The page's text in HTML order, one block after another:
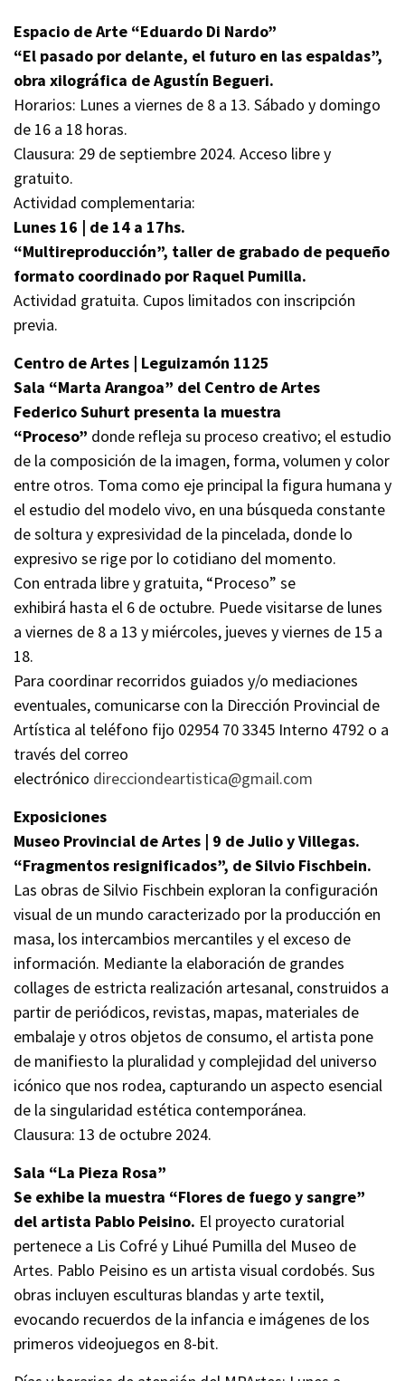
Espacio de Arte “Eduardo Di Nardo”
“El pasado por delante, el futuro en las espaldas”,
obra xilográfica de Agustín Begueri.
Horarios: Lunes a viernes de 8 a 13. Sábado y domingo
de 16 a 18 horas.
Clausura: 29 de septiembre 2024. Acceso libre y
gratuito.
Actividad complementaria:
Lunes 16 | de 14 a 17hs.
“Multireproducción”, taller de grabado de pequeño
formato coordinado por Raquel Pumilla.
Actividad gratuita. Cupos limitados con inscripción
previa.
Centro de Artes | Leguizamón 1125
Sala “Marta Arangoa” del Centro de Artes
Federico Suhurt presenta la muestra
“Proceso” donde refleja su proceso creativo; el estudio
de la composición de la imagen, forma, volumen y color
entre otros. Toma como eje principal la figura humana y
el estudio del modelo vivo, en una búsqueda constante
de soltura y expresividad de la pincelada, donde lo
expresivo se rige por lo cotidiano del momento.
Con entrada libre y gratuita, “Proceso” se
exhibirá hasta el 6 de octubre. Puede visitarse de lunes
a viernes de 8 a 13 y miércoles, jueves y viernes de 15 a
18.
Para coordinar recorridos guiados y/o mediaciones
eventuales, comunicarse con la Dirección Provincial de
Artística al teléfono fijo 02954 70 3345 Interno 4792 o a
través del correo
electrónico direcciondeartistica@gmail.com
Exposiciones
Museo Provincial de Artes | 9 de Julio y Villegas.
“Fragmentos resignificados”, de Silvio Fischbein.
Las obras de Silvio Fischbein exploran la configuración
visual de un mundo caracterizado por la producción en
masa, los intercambios mercantiles y el exceso de
información. Mediante la elaboración de grandes
collages de estricta realización artesanal, construidos a
partir de periódicos, revistas, mapas, materiales de
embalaje y otros objetos de consumo, el artista pone
de manifiesto la pluralidad y complejidad del universo
icónico que nos rodea, capturando un aspecto esencial
de la singularidad estética contemporánea.
Clausura: 13 de octubre 2024.
Sala “La Pieza Rosa”
Se exhibe la muestra “Flores de fuego y sangre”
del artista Pablo Peisino. El proyecto curatorial
pertenece a Lis Cofré y Lihué Pumilla del Museo de
Artes. Pablo Peisino es un artista visual cordobés. Sus
obras incluyen esculturas blandas y arte textil,
evocando recuerdos de la infancia e imágenes de los
primeros videojuegos en 8-bit.